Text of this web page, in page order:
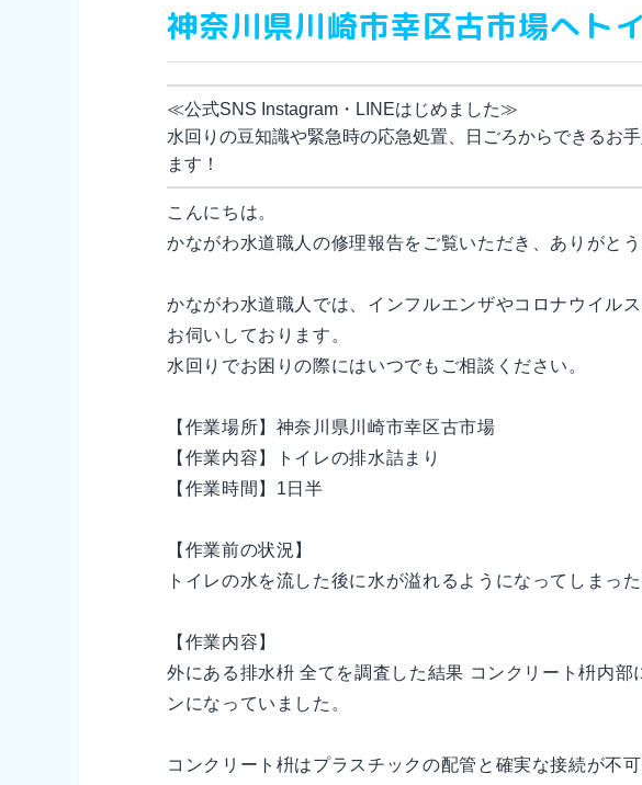
神奈川県川崎市幸区古市場へト
≪公式SNS Instagram・LINEはじめました≫
水回りの豆知識や緊急時の応急処置、日ごろからできるお
ます！
こんにちは。
かながわ水道職人の修理報告をご覧いただき、ありがとう
かながわ水道職人では、インフルエンザやコロナウイル
お伺いしております。
水回りでお困りの際にはいつでもご相談ください。
【作業場所】神奈川県川崎市幸区古市場
【作業内容】トイレの排水詰まり
【作業時間】1日半
【作業前の状況】
トイレの水を流した後に水が溢れるようになってしまっ
【作業内容】
外にある排水枡 全てを調査した結果 コンクリート枡内
ンになっていました。
コンクリート枡はプラスチックの配管と確実な接続が不